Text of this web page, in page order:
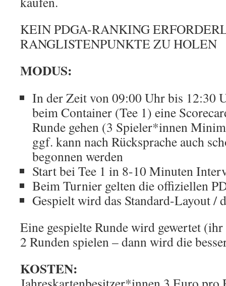
KEIN PDGA-RANKING
RANGLISTENPUNKTE ZU HOLEN
MODUS:
In der Zeit von 09:00 Uhr bis 12:30
beim Container (Tee 1) eine
Runde gehen (3 Spieler*innen
ggf. kann nach Rücksprache auch
begonnen werden
Start bei Tee 1 in 8-10 Minuten
Beim Turnier gelten die offiziellen
Gespielt wird das Standard-Layout /
Eine gespielte Runde wird gewertet
2 Runden spielen – dann wird die
KOSTEN: